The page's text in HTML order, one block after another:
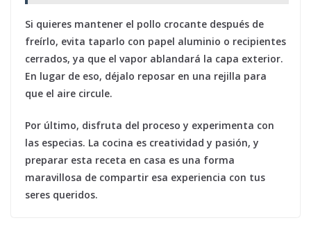
Si quieres mantener el pollo crocante después de
freírlo, evita taparlo con papel aluminio o recipientes
cerrados, ya que el vapor ablandará la capa exterior.
En lugar de eso, déjalo reposar en una rejilla para
que el aire circule.
Por último, disfruta del proceso y experimenta con
las especias. La cocina es creatividad y pasión, y
preparar esta receta en casa es una forma
maravillosa de compartir esa experiencia con tus
seres queridos.